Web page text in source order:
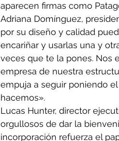
aparecen firmas como
Adriana Domínguez,
por su diseño y calidad
encariñar y usarlas una y
veces que te la pones. Nos
empresa de nuestra
empuja a seguir poniendo
hacemos».
Lucas Hunter, director
orgullosos de dar la
incorporación refuerza el